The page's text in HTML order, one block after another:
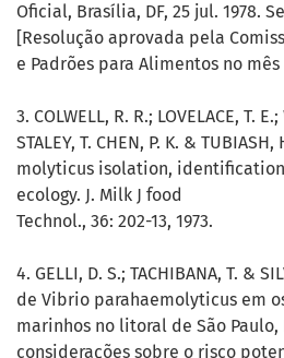
Oficial, Brasília, DF, 25 jul. 1978.
[Resolução aprovada pela
e Padrões para Alimentos no
3. COLWELL, R. R.; LOVELACE, T.
STALEY, T. CHEN, P. K. &
molyticus isolation,
ecology. J. Milk J food
Technol., 36: 202-13, 1973.
4. GELLI, D. S.; TACHIBANA, T. &
de Vibrio parahaemolyticus em
marinhos no litoral de São Paulo,
considerações sobre o risco